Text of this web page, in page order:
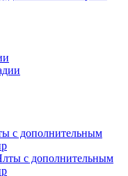
с дополнительным